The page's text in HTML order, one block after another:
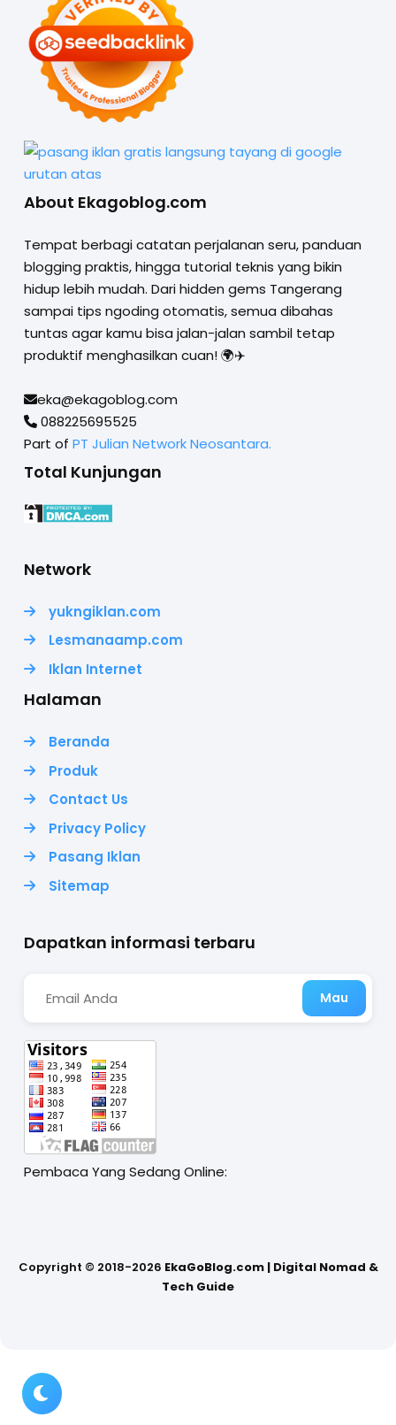
About Ekagoblog.com
Tempat berbagi catatan perjalanan seru, panduan
blogging praktis, hingga tutorial teknis yang bikin
hidup lebih mudah. Dari hidden gems Tangerang
sampai tips ngoding otomatis, semua dibahas
tuntas agar kamu bisa jalan-jalan sambil tetap
produktif menghasilkan cuan! 🌍✈️
eka@ekagoblog.com
088225695525
Part of PT Julian Network Neosantara.
Total Kunjungan
Network
yukngiklan.com
Lesmanaamp.com
Iklan Internet
Halaman
Beranda
Produk
Contact Us
Privacy Policy
Pasang Iklan
Sitemap
Dapatkan informasi terbaru
Pembaca Yang Sedang Online:
Copyright © 2018-2026 EkaGoBlog.com | Digital Nomad &
Tech Guide